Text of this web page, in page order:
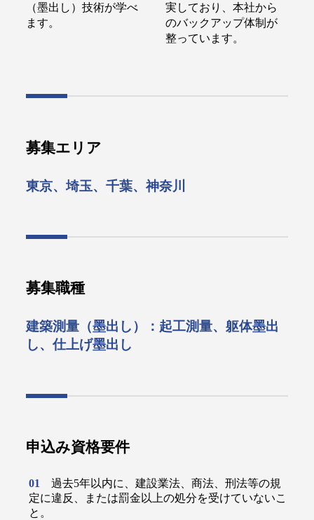
（墨出し）技術が学べ
ます。
実しており、本社から
のバックアップ体制が
整っています。
募集エリア
東京、埼玉、千葉、神奈川
募集職種
建築測量（墨出し）：起工測量、躯体墨出
し、仕上げ墨出し
申込み資格要件
過去5年以内に、建設業法、商法、刑法等の規
定に違反、または罰金以上の処分を受けていないこ
と。